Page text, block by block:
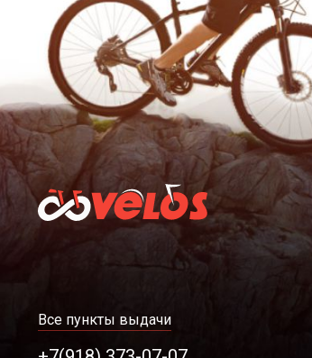
Все пункты выдачи